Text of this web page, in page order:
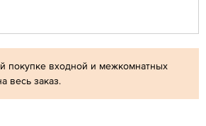
покупке входной и межкомнатных
весь заказ.